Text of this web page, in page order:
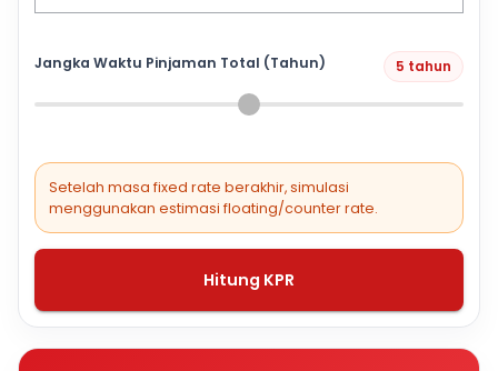
Jangka Waktu Pinjaman Total (Tahun) 5 tahun
Setelah masa fixed rate berakhir, simulasi
menggunakan estimasi floating/counter rate.
Hitung KPR